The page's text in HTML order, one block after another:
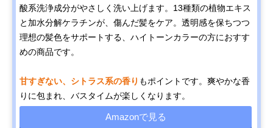
酸系洗浄成分がやさしく洗い上げます。13種類の植物エキス
と加水分解ケラチンが、傷んだ髪をケア。透明感を保ちつつ
理想の髪色をサポートする、ハイトーンカラーの方におすす
めの商品です。
甘すぎない、シトラス系の香り もポイントです。爽やかな香
りに包まれ、バスタイムが楽しくなります。
Amazonで見る